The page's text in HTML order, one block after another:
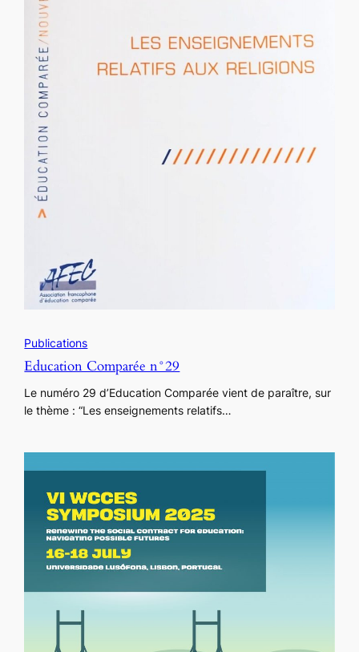
Publications
Education Comparée n°29
Le numéro 29 d’Education Comparée vient de paraître, sur
le thème : “Les enseignements relatifs…